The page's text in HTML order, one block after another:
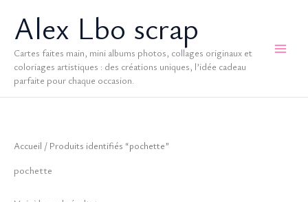
contenuAlex Lbo scrap
Cartes faites main, mini albums photos, collages originaux et
coloriages artistiques : des créations uniques, l’idée cadeau
parfaite pour chaque occasion.
Accueil / Produits identifiés “pochette”
pochette